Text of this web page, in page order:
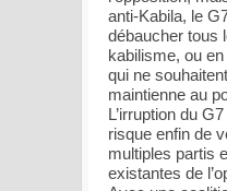
anti-Kabila, le
débaucher tous
kabilisme, ou
qui ne
maintienne au
L’irruption du
risque enfin de
multiples partis
existantes de